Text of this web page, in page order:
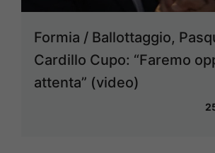
Formia / Ballottaggio,
Cardillo Cupo: “Faremo
attenta” (video)